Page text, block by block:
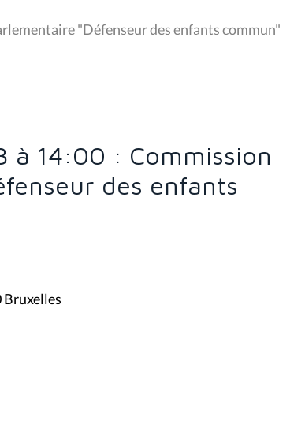
"Défenseur des enfants commun"
à 14:00 : Commission
des enfants
Bruxelles